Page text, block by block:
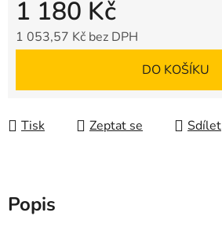
1 180 Kč
1 053,57 Kč bez DPH
DO KOŠÍKU
Tisk Zeptat se Sdílet
Popis